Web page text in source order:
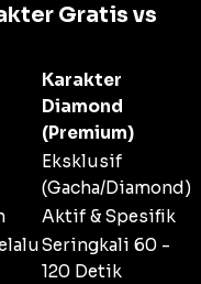
Gratis vs
Karakter
Diamond
(Premium)
Eksklusif
(Gacha/Diamond)
Aktif & Spesifik
Seringkali 60 -
120 Detik